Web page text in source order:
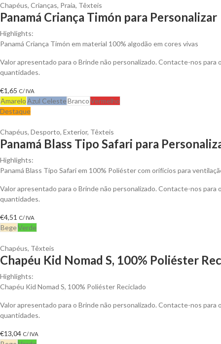
Chapéus, Crianças, Praia, Têxteis
Panamá Criança Timón para Personalizar
Highlights:
Panamá Criança Timón em material 100% algodão em cores vivas
Valor apresentado para o Brinde não personalizado. Contacte-nos
quantidades.
€1,65 C/ IVA
AmareloAzul CelesteBrancoVermelho
Destaque
Chapéus, Desporto, Exterior, Têxteis
Panamá Blass Tipo Safari para
Highlights:
Panamá Blass Tipo Safari em 100% Poliéster com orifícios para
Valor apresentado para o Brinde não personalizado. Contacte-nos
quantidades.
€4,51 C/ IVA
BegeVerde
Chapéus, Têxteis
Chapéu Kid Nomad S, 100% Poliéster
Highlights:
Chapéu Kid Nomad S, 100% Poliéster Reciclado
Valor apresentado para o Brinde não personalizado. Contacte-nos
quantidades.
€13,04 C/ IVA